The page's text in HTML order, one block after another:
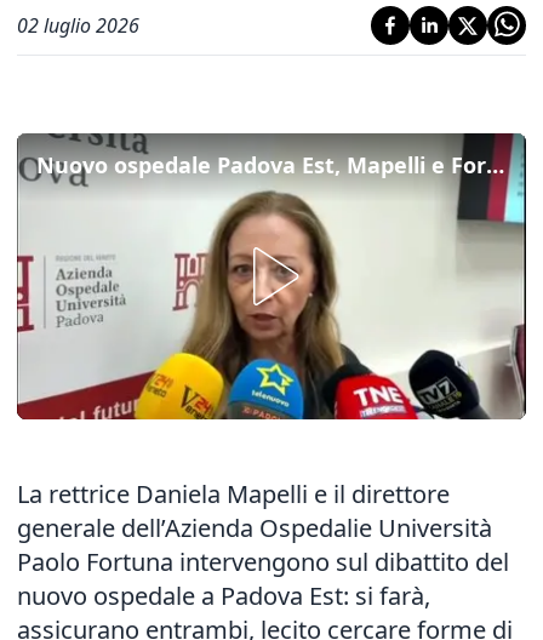
02 luglio 2026
Nuovo ospedale Padova Est, Mapelli e Fortuna: “Si farà, valutiamo finanziamenti alternativi”
La rettrice Daniela Mapelli e il direttore
generale dell’Azienda Ospedalie Università
Paolo Fortuna intervengono sul dibattito del
nuovo ospedale a Padova Est: si farà,
assicurano entrambi, lecito cercare forme di